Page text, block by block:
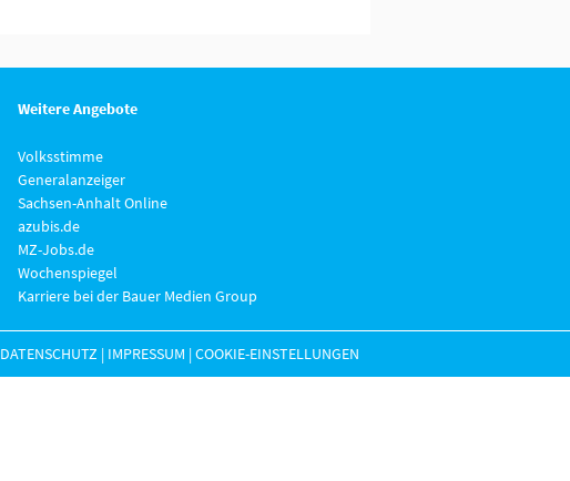
Weitere Angebote
Volksstimme
Generalanzeiger
Sachsen-Anhalt Online
azubis.de
MZ-Jobs.de
Wochenspiegel
Karriere bei der Bauer Medien Group
DATENSCHUTZ | IMPRESSUM |COOKIE-EINSTELLUNGEN